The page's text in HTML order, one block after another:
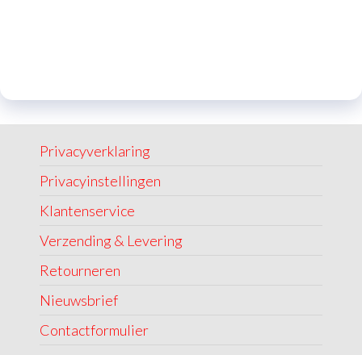
Privacyverklaring
Privacyinstellingen
Klantenservice
Verzending & Levering
Retourneren
Nieuwsbrief
Contactformulier